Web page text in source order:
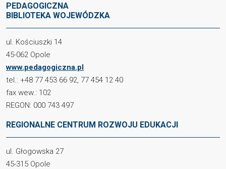
PEDAGOGICZNA
BIBLIOTEKA WOJEWÓDZKA
ul. Kościuszki 14
45-062 Opole
www.pedagogiczna.pl
tel.: +48 77 453 66 92, 77 454 12 40
fax wew.: 102
REGON: 000 743 497
REGIONALNE CENTRUM ROZWOJU EDUKACJI
ul. Głogowska 27
45-315 Opole